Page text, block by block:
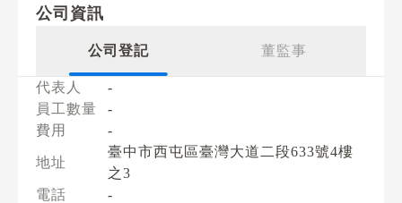
公司資訊
公司登記 董監事
代表人
-
員工數量
-
費用
-
地址
臺中市西屯區臺灣大道二段633號4樓
之3
電話
-